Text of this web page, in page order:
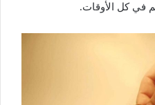
في كل الأوقات.